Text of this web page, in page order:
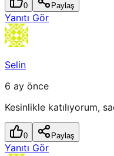
0 Paylaş
Yanıtı Gör
Selin
6 ay önce
Kesinlikle katılıyorum,
0 Paylaş
Yanıtı Gör